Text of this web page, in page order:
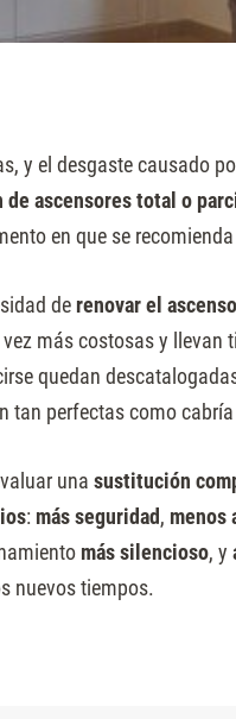
y el desgaste causado
de ascensores total o
en que se
de renovar el
más costosas y llevan
quedan
tan perfectas como cabría
una sustitución
: más seguridad, menos
más silencioso, y
nuevos tiempos.